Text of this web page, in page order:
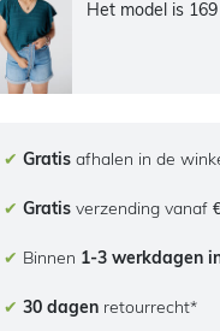
Het model is
✔ Gratis afhalen in de
✔ Gratis verzending vanaf
✔ Binnen 1-3 werkdagen
✔ 30 dagen retourrecht*